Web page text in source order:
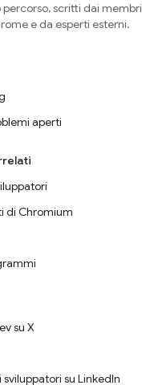
scritti dai membri
e da esperti esterni.
aperti
di Chromium
su X
su LinkedIn